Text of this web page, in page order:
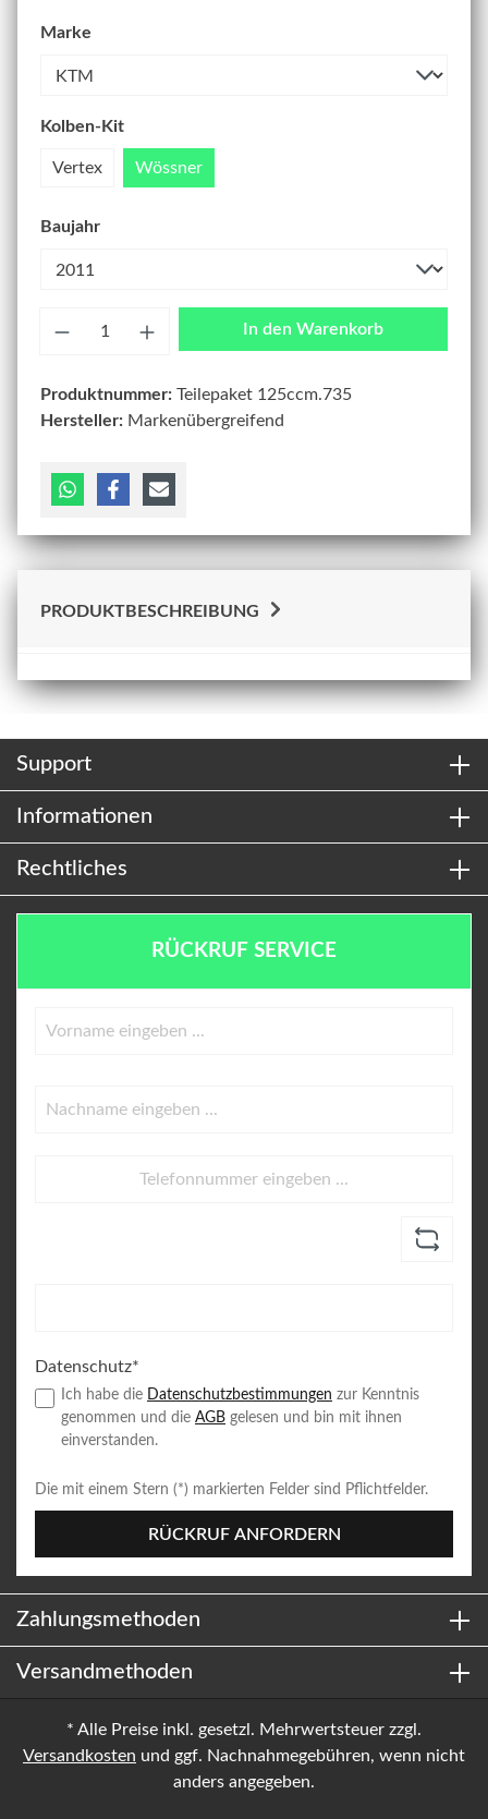
Marke
Kolben-Kit
Vertex Wössner
Baujahr
In den Warenkorb
Produktnummer: Teilepaket 125ccm.735
Hersteller: Markenübergreifend
PRODUKTBESCHREIBUNG
Support
Informationen
Rechtliches
RÜCKRUF SERVICE
Datenschutz*
Ich habe die Datenschutzbestimmungen zur Kenntnis
genommen und die AGB gelesen und bin mit ihnen
einverstanden.
Die mit einem Stern (*) markierten Felder sind Pflichtfelder.
RÜCKRUF ANFORDERN
Zahlungsmethoden
Versandmethoden
* Alle Preise inkl. gesetzl. Mehrwertsteuer zzgl.
Versandkosten und ggf. Nachnahmegebühren, wenn nicht
anders angegeben.